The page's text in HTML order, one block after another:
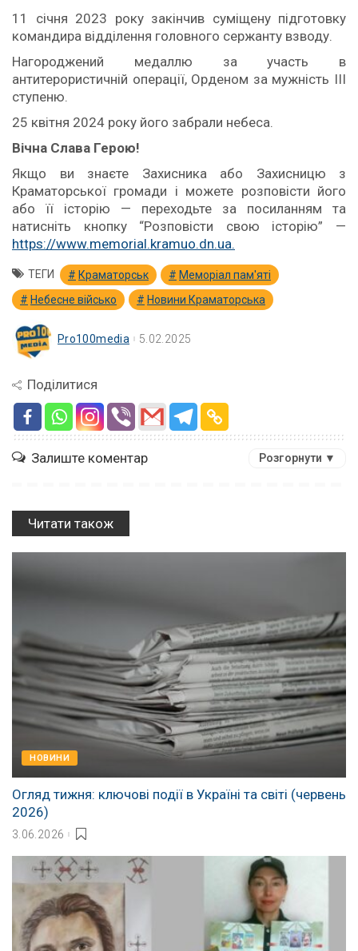
11 січня 2023 року закінчив суміщену підготовку
командира відділення головного сержанту взводу.
Нагороджений медаллю за участь в
антитерористичній операції, Орденом за мужність ІІІ
ступеню.
25 квітня 2024 року його забрали небеса.
Вічна Слава Герою!
Якщо ви знаєте Захисника або Захисницю з
Краматорської громади і можете розповісти його
або її історію — переходьте за посиланням та
натисніть кнопку “Розповісти свою історію” —
https://www.memorial.kramuo.dn.ua.
ТЕГИ Краматорськ
Меморіал пам'яті
Небесне військо
Новини Краматорська
Pro100media 5.02.2025
Поділитися
Залиште коментар Розгорнути ▼
Читати також
НОВИНИ
Огляд тижня: ключові події в Україні та світі (червень
2026)
3.06.2026